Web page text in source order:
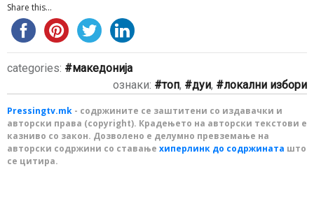
Share this...
categories:
македонија
ознаки:
топ, дуи, локални избори
Pressingtv.mk - содржините се заштитени со издавачки и
авторски права (copyright). Крадењето на авторски текстови е
казниво со закон. Дозволено е делумно превземање на
авторски содржини со ставање хиперлинк до содржината што
се цитира.